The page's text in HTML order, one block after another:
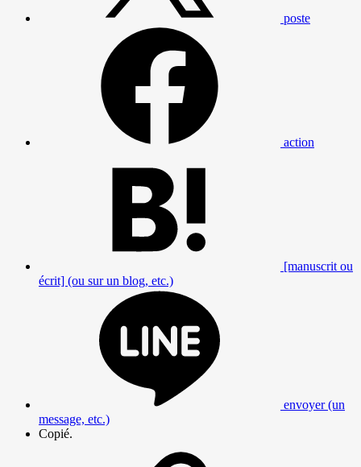
poste
action
[manuscrit ou
écrit] (ou sur un blog, etc.)
envoyer (un
message, etc.)
Copié.